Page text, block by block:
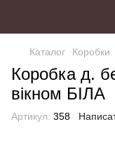
Каталог Коробки
Коробка д.
вікном БІЛА
Артикул: 358